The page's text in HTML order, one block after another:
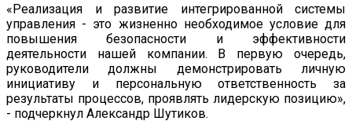
«Реализация и развитие интегрированной системы
управления - это жизненно необходимое условие для
повышения безопасности и эффективности
деятельности нашей компании. В первую очередь,
руководители должны демонстрировать личную
инициативу и персональную ответственность за
результаты процессов, проявлять лидерскую позицию»,
- подчеркнул Александр Шутиков.